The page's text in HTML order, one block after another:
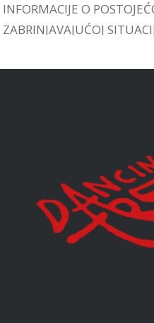
INFORMACIJE O
ZABRINJAVAJUĆOJ
POSTOJEĆIM